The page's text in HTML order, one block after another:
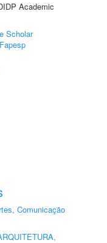
Academic
Scholar
Fapesp
Comunicação